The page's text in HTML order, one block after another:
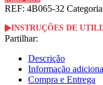
REF: 4B065-32
INSTRUÇÕES DE
Partilhar:
Descrição
Informação
Compra e Entrega